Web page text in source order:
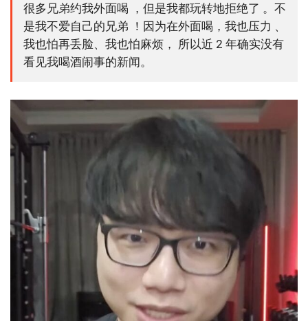
很多兄弟约我外面喝 ，但是我都玩转地拒绝了 。不
是我不爱自己的兄弟 ！因为在外面喝，我也压力 、
我也怕再丢脸、我也怕麻烦， 所以近 2 年确实没有
看见我喝酒闹事的新闻。